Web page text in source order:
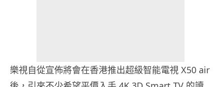
樂視自從宣佈將會在香港推出超級智能電視 X50 air